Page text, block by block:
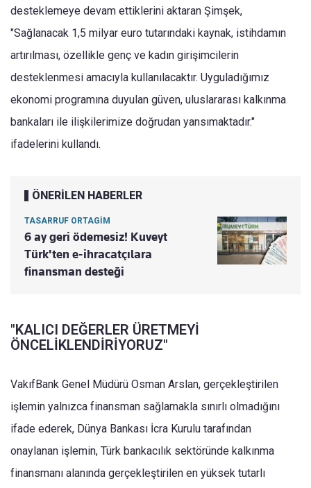
desteklemeye devam ettiklerini aktaran Şimşek,
"Sağlanacak 1,5 milyar euro tutarındaki kaynak, istihdamın
artırılması, özellikle genç ve kadın girişimcilerin
desteklenmesi amacıyla kullanılacaktır. Uyguladığımız
ekonomi programına duyulan güven, uluslararası kalkınma
bankaları ile ilişkilerimize doğrudan yansımaktadır."
ifadelerini kullandı.
ÖNERİLEN HABERLER
TASARRUF ORTAGİM
6 ay geri ödemesiz! Kuveyt
Türk'ten e-ihracatçılara
finansman desteği
"KALICI DEĞERLER ÜRETMEYİ
ÖNCELİKLENDİRİYORUZ"
VakıfBank Genel Müdürü Osman Arslan, gerçekleştirilen
işlemin yalnızca finansman sağlamakla sınırlı olmadığını
ifade ederek, Dünya Bankası İcra Kurulu tarafından
onaylanan işlemin, Türk bankacılık sektöründe kalkınma
finansmanı alanında gerçekleştirilen en yüksek tutarlı